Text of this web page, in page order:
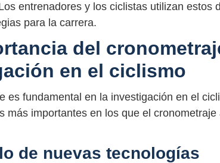
entrenadores y los ciclistas utilizan estos
para la carrera.
del
en el ciclismo
es fundamental en la investigación en el
más importantes en los que el
de nuevas tecnologías